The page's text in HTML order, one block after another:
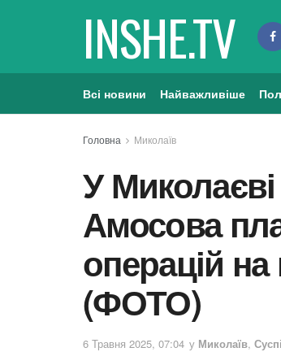
INSHE.TV
Всі новини Найважливіше
Головна Миколаїв
У Миколаєві
Амосова
операцій на
(ФОТО)
6 Травня 2025, 07:04 у Миколаїв,